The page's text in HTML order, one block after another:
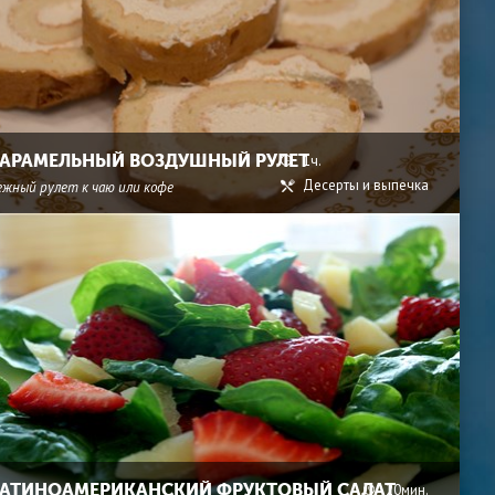
ВОЗДУШНЫЙ РУЛЕТ
рулет к чаю или кофе
1ч.
Десерты и выпечка
ФРУКТОВЫЙ САЛАТ20мин.